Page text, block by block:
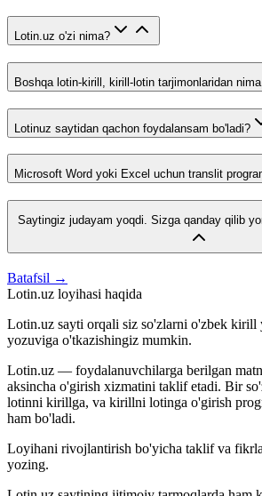
Lotin.uz o'zi nima?
Boshqa lotin-kirill, kirill-lotin tarjimonlaridan
Lotinuz saytidan qachon foydalansam bo'ladi?
Microsoft Word yoki Excel uchun translit
Saytingiz judayam yoqdi. Sizga qanday qilib
Batafsil →
Lotin.uz loyihasi haqida
Lotin.uz sayti orqali siz so'zlarni o'zbek kirill
yozuviga o'tkazishingiz mumkin.
Lotin.uz — foydalanuvchilarga berilgan
aksincha o'girish xizmatini taklif etadi. Bir
lotinni kirillga, va kirillni lotinga o'girish
ham bo'ladi.
Loyihani rivojlantirish bo'yicha taklif va
yozing.